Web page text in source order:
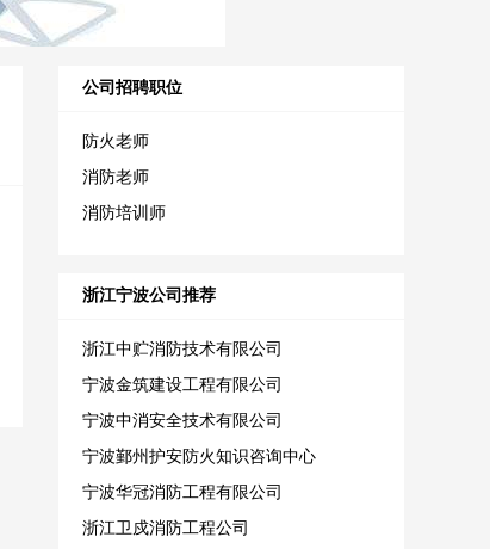
公司招聘职位
防火老师
消防老师
消防培训师
浙江宁波公司推荐
浙江中贮消防技术有限公司
宁波金筑建设工程有限公司
宁波中消安全技术有限公司
宁波鄞州护安防火知识咨询中心
宁波华冠消防工程有限公司
浙江卫戍消防工程公司